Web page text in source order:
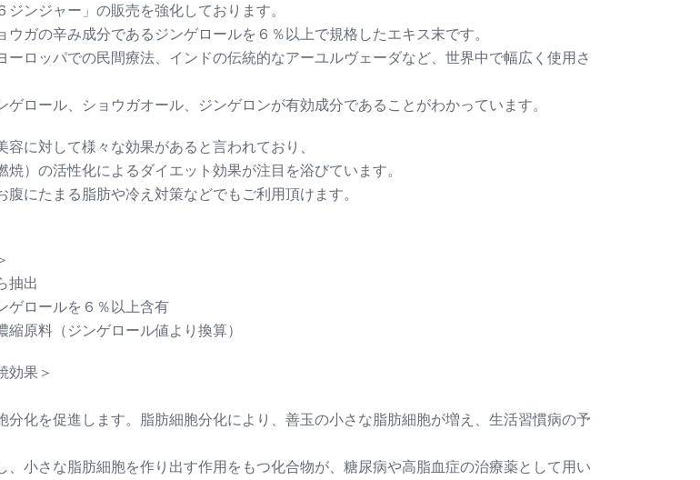
ジンジャー」の販売を強化しております。
ウガの辛み成分であるジンゲロールを６％以上で規格したエキス末です。
ーロッパでの民間療法、インドの伝統的なアーユルヴェーダなど、世界中で幅広く使用さ
ゲロール、ショウガオール、ジンゲロンが有効成分であることがわかっています。
容に対して様々な効果があると言われており、
）の活性化によるダイエット効果が注目を浴びています。
にたまる脂肪や冷え対策などでもご利用頂けます。
抽出
ゲロールを６％以上含有
縮原料（ジンゲロール値より換算）
効果＞
分化を促進します。脂肪細胞分化により、善玉の小さな脂肪細胞が増え、生活習慣病の予
、小さな脂肪細胞を作り出す作用をもつ化合物が、糖尿病や高脂血症の治療薬として用い